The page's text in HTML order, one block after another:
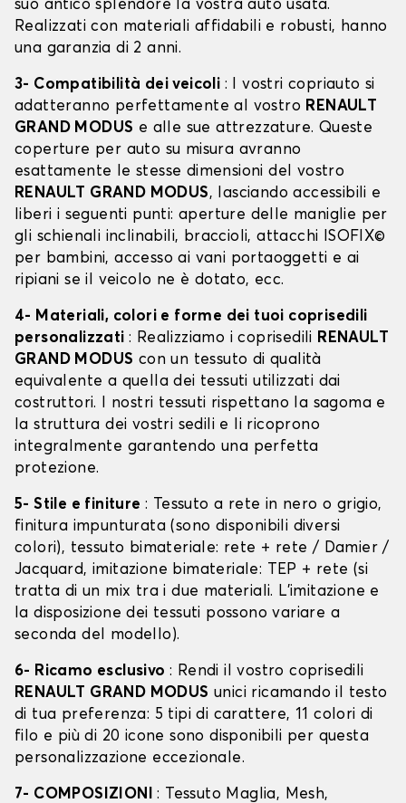
suo antico splendore la vostra auto usata.
Realizzati con materiali affidabili e robusti, hanno
una garanzia di 2 anni.
3- Compatibilità dei veicoli : I vostri copriauto si
adatteranno perfettamente al vostro RENAULT
GRAND MODUS e alle sue attrezzature. Queste
coperture per auto su misura avranno
esattamente le stesse dimensioni del vostro
RENAULT GRAND MODUS, lasciando accessibili e
liberi i seguenti punti: aperture delle maniglie per
gli schienali inclinabili, braccioli, attacchi ISOFIX©
per bambini, accesso ai vani portaoggetti e ai
ripiani se il veicolo ne è dotato, ecc.
4- Materiali, colori e forme dei tuoi coprisedili
personalizzati: Realizziamo i coprisedili RENAULT
GRAND MODUS con un tessuto di qualità
equivalente a quella dei tessuti utilizzati dai
costruttori. I nostri tessuti rispettano la sagoma e
la struttura dei vostri sedili e li ricoprono
integralmente garantendo una perfetta
protezione.
5- Stile e finiture : Tessuto a rete in nero o grigio,
finitura impunturata (sono disponibili diversi
colori), tessuto bimateriale: rete + rete / Damier /
Jacquard, imitazione bimateriale: TEP + rete (si
tratta di un mix tra i due materiali. L'imitazione e
la disposizione dei tessuti possono variare a
seconda del modello).
6- Ricamo esclusivo : Rendi il vostro coprisedili
RENAULT GRAND MODUS unici ricamando il testo
di tua preferenza: 5 tipi di carattere, 11 colori di
filo e più di 20 icone sono disponibili per questa
personalizzazione eccezionale.
7- COMPOSIZIONI: Tessuto Maglia, Mesh,